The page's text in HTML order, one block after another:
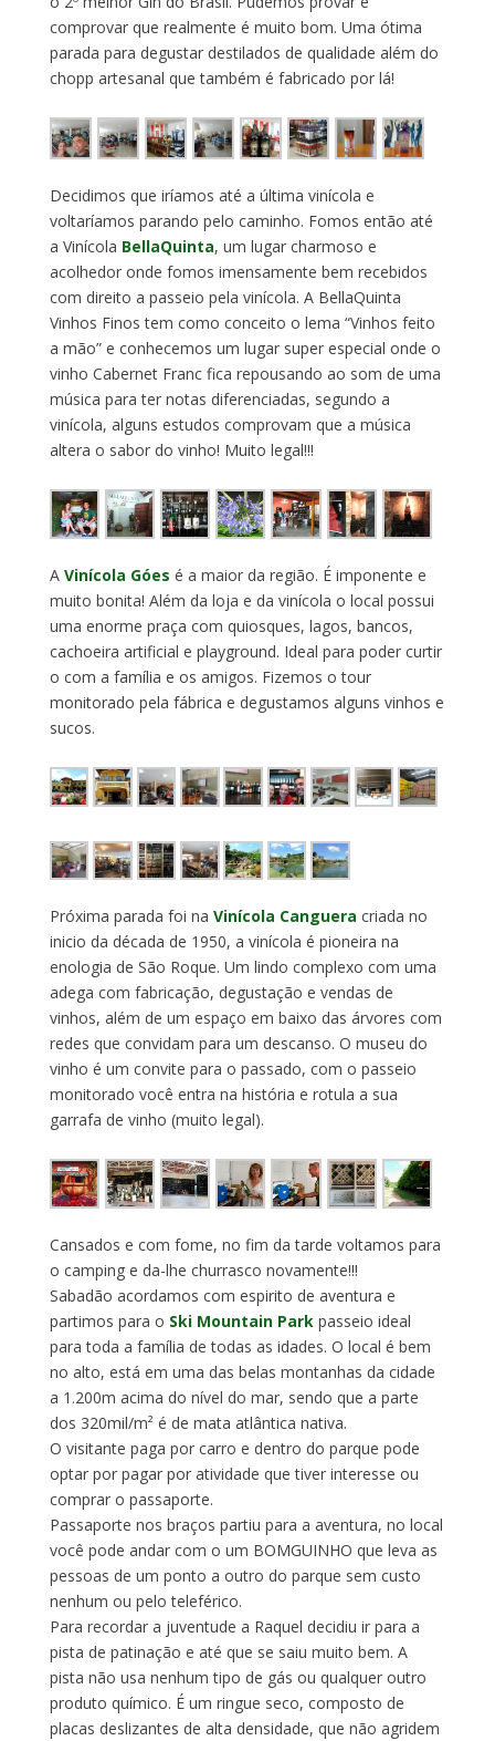
comprovar que realmente é muito bom. Uma ótima
parada para degustar destilados de qualidade além do
chopp artesanal que também é fabricado por lá!
Decidimos que iríamos até a última vinícola e
voltaríamos parando pelo caminho. Fomos então até
a Vinícola BellaQuinta, um lugar charmoso e
acolhedor onde fomos imensamente bem recebidos
com direito a passeio pela vinícola. A BellaQuinta
Vinhos Finos tem como conceito o lema “Vinhos feito
a mão” e conhecemos um lugar super especial onde o
vinho Cabernet Franc fica repousando ao som de uma
música para ter notas diferenciadas, segundo a
vinícola, alguns estudos comprovam que a música
altera o sabor do vinho! Muito legal!!!
A Vinícola Góes é a maior da região. É imponente e
muito bonita! Além da loja e da vinícola o local possui
uma enorme praça com quiosques, lagos, bancos,
cachoeira artificial e playground. Ideal para poder curtir
o com a família e os amigos. Fizemos o tour
monitorado pela fábrica e degustamos alguns vinhos e
sucos.
Próxima parada foi na Vinícola Canguera criada no
inicio da década de 1950, a vinícola é pioneira na
enologia de São Roque. Um lindo complexo com uma
adega com fabricação, degustação e vendas de
vinhos, além de um espaço em baixo das árvores com
redes que convidam para um descanso. O museu do
vinho é um convite para o passado, com o passeio
monitorado você entra na história e rotula a sua
garrafa de vinho (muito legal).
Cansados e com fome, no fim da tarde voltamos para
o camping e da-lhe churrasco novamente!!!
Sabadão acordamos com espirito de aventura e
partimos para o Ski Mountain Parkpasseio ideal
para toda a família de todas as idades. O local é bem
no alto, está em uma das belas montanhas da cidade
a 1.200m acima do nível do mar, sendo que a parte
dos 320mil/m² é de mata atlântica nativa.
O visitante paga por carro e dentro do parque pode
optar por pagar por atividade que tiver interesse ou
comprar o passaporte.
Passaporte nos braços partiu para a aventura, no local
você pode andar com o um BOMGUINHO que leva as
pessoas de um ponto a outro do parque sem custo
nenhum ou pelo teleférico.
Para recordar a juventude a Raquel decidiu ir para a
pista de patinação e até que se saiu muito bem. A
pista não usa nenhum tipo de gás ou qualquer outro
produto químico. É um ringue seco, composto de
placas deslizantes de alta densidade, que não agridem